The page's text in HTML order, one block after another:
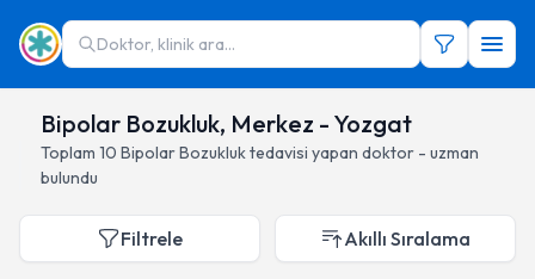
Doktor, klinik ara...
Bipolar Bozukluk, Merkez - Yozgat
Toplam 10 Bipolar Bozukluktedavisi yapan doktor - uzman
bulundu
Filtrele Akıllı Sıralama